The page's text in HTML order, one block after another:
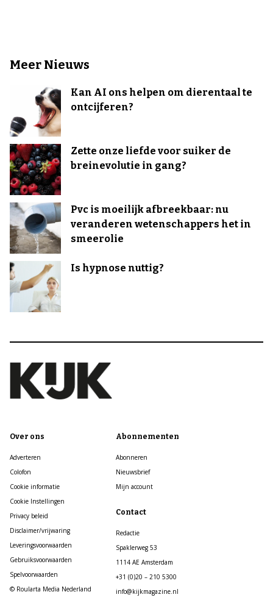
Meer Nieuws
Kan AI ons helpen om dierentaal te
ontcijferen?
Zette onze liefde voor suiker de
breinevolutie in gang?
Pvc is moeilijk afbreekbaar: nu
veranderen wetenschappers het in
smeerolie
Is hypnose nuttig?
Over ons
Adverteren
Colofon
Cookie informatie
Cookie Instellingen
Privacy beleid
Disclaimer/vrijwaring
Leveringsvoorwaarden
Gebruiksvoorwaarden
Spelvoorwaarden
© Roularta Media Nederland
Abonnementen
Abonneren
Nieuwsbrief
Mijn account
Contact
Redactie
Spaklerweg 53
1114 AE Amsterdam
+31 (0)20 – 210 5300
info@kijkmagazine.nl